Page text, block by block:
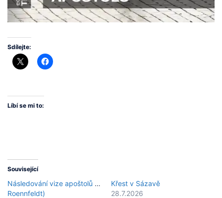
Sdílejte:
Líbí se mi to:
Související
Následování vize apoštolů (Peter
Roennfeldt)
Křest v Sázavě
28.7.2026